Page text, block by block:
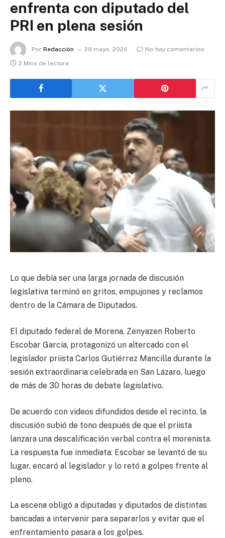
enfrenta con diputado del
PRI en plena sesión
Por Redacción 29 mayo, 2026
No hay comentarios
2 Mins de lectura
Lo que debía ser una larga jornada de discusión
legislativa terminó en gritos, empujones y reclamos
dentro de la Cámara de Diputados.
El diputado federal de Morena, Zenyazen Roberto
Escobar García, protagonizó un altercado con el
legislador priista Carlos Gutiérrez Mancilla durante la
sesión extraordinaria celebrada en San Lázaro, luego
de más de 30 horas de debate legislativo.
De acuerdo con videos difundidos desde el recinto, la
discusión subió de tono después de que el priista
lanzara una descalificación verbal contra el morenista.
La respuesta fue inmediata: Escobar se levantó de su
lugar, encaró al legislador y lo retó a golpes frente al
pleno.
La escena obligó a diputadas y diputados de distintas
bancadas a intervenir para separarlos y evitar que el
enfrentamiento pasara a los golpes.